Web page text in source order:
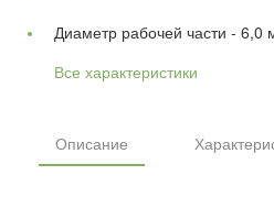
Диаметр рабочей части - 6,0
Все характеристики
Описание